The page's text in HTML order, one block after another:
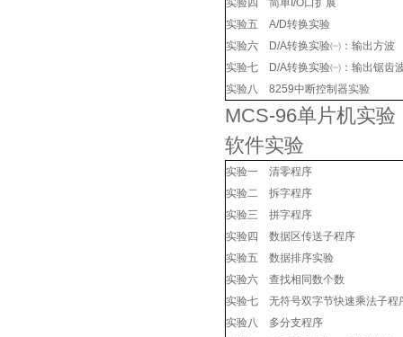
实验四 简单I/O口扩展
实验五 A/D转换实验
实验六 D/A转换实验㈠：输出方波
实验七 D/A转换实验㈠：输出锯齿
实验八 8259中断控制器实验
MCS-96单片机实验
软件实验
实验一 清零程序
实验二 拆字程序
实验三 拼字程序
实验四 数据区传送子程序
实验五 数据排序实验
实验六 查找相同数个数
实验七 无符号双字节快速乘法子程
实验八 多分支程序